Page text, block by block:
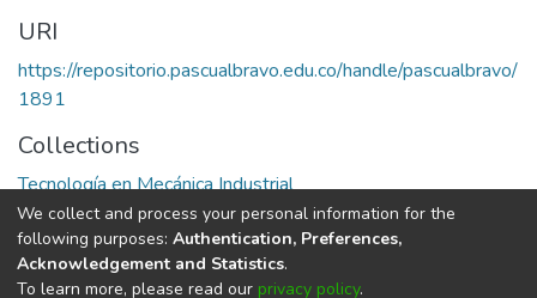
URI
https://repositorio.pascualbravo.edu.co/handle/pascualbravo/
1891
Collections
Tecnología en Mecánica Industrial
Full item page
We collect and process your personal information for the
following purposes: Authentication, Preferences,
Acknowledgement and Statistics.
To learn more, please read our privacy policy.